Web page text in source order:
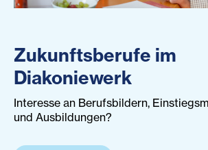
Zukunftsberufe im
Diakoniewerk
Interesse an Berufsbildern,
und Ausbildungen?